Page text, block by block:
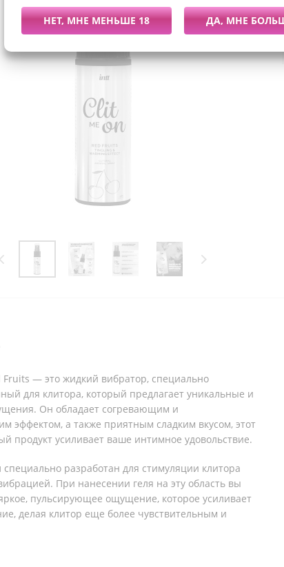
Fruits — это жидкий вибратор, специально
для клитора, который предлагает уникальные и
Он обладает согревающим и
эффектом, а также приятным сладким вкусом, этот
продукт усиливает ваше интимное удовольствие.
разработан для стимуляции клитора
При нанесении геля на эту область вы
пульсирующее ощущение, которое усиливает
делая клитор еще более чувствительным и
к раздражителям.